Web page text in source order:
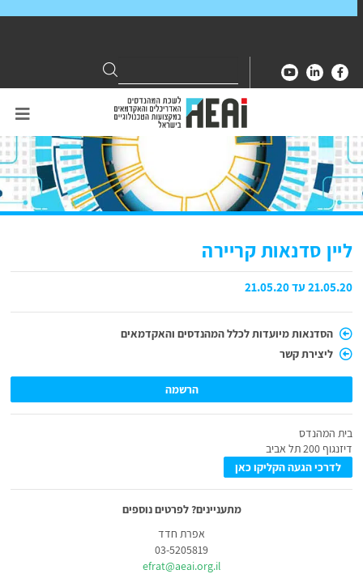
for:
Search
ליין סדנאות קריירה
21.05.20 עד 21.05.20
הסדנאות מיועדות לכלל המהנדסים והאקדמאים
ליצירת קשר
הרשמה
בית המהנדס
דיזנגוף 200 תל אביב
לדרכי הגעה הקליקו כאן
מתעניינים? לפרטים נוספים
אפרת חדד
03-5205819
efrat@aeai.org.il